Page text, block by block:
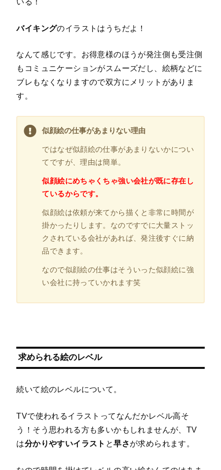
いる！
バイキングのイラストはうちだよ！
なんて感じです。お得意様のほうが発注側も受注側
もコミュニケーションがスムーズだし、絵柄などに
ブレもなくなりますので双方にメリットがありま
す。
似顔絵の仕事があまりない理由
ではなぜ似顔絵の仕事があまりないかについ
てですが、理由は簡単。
似顔絵にめちゃくちゃ強い会社が既に存在し
ているからです。
似顔絵は依頼が来てから描くと非常に時間が
掛かったりします。なのですでに大量ストッ
クされている会社があれば、発注後すぐに納
品できます。
なので似顔絵の仕事はそういった似顔絵に強
い会社に持っていかれます笑
求められる絵のレベル
続いて絵のレベルについて。
TVで使われるイラストってなんだかレベル高そ
う！そう思われる方も多いかもしれませんが、TV
は分かりやすいイラスト と早さが求められます。